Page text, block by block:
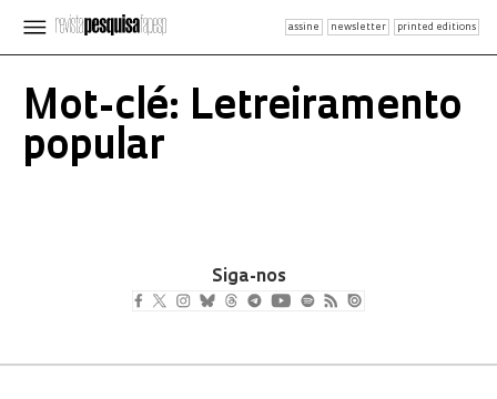
assine newsletter printed editions
Mot-clé: Letreiramento
popular
Siga-nos